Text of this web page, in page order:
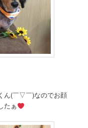
ん(￣▽￣)なのでお顔
たぁ